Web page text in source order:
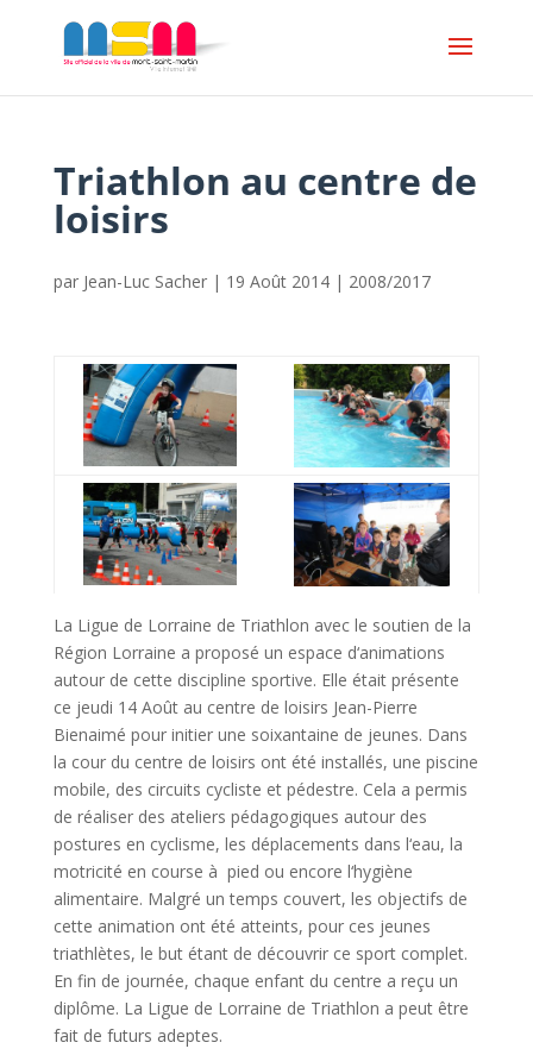
Triathlon au centre de
loisirs
par Jean-Luc Sacher| 19 Août 2014| 2008/2017
La Ligue de Lorraine de Triathlon avec le soutien de la
Région Lorraine a proposé un espace d‘animations
autour de cette discipline sportive. Elle était présente
ce jeudi 14 Août au centre de loisirs Jean-Pierre
Bienaimé pour initier une soixantaine de jeunes. Dans
la cour du centre de loisirs ont été installés, une piscine
mobile, des circuits cycliste et pédestre. Cela a permis
de réaliser des ateliers pédagogiques autour des
postures en cyclisme, les déplacements dans l‘eau, la
motricité en course à pied ou encore l‘hygiène
alimentaire. Malgré un temps couvert, les objectifs de
cette animation ont été atteints, pour ces jeunes
triathlètes, le but étant de découvrir ce sport complet.
En fin de journée, chaque enfant du centre a reçu un
diplôme. La Ligue de Lorraine de Triathlon a peut être
fait de futurs adeptes.